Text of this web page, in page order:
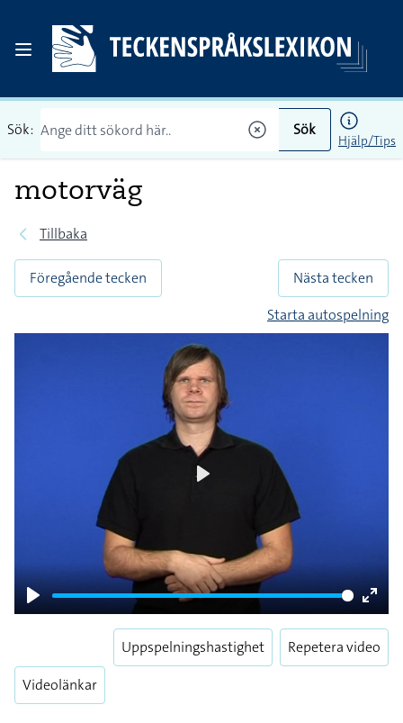
Sök: Sök
Hjälp/Tips
motorväg
Tillbaka
Föregående tecken
Nästa tecken
Starta autospelning
Play
Enter
Videolänkar
Uppspelningshastighet Repetera video